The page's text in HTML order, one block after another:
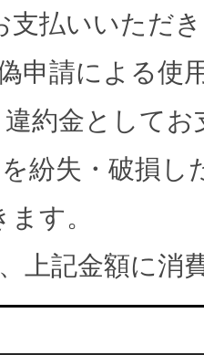
支払いいただ
申請による使
約金として
紛失・破損し
す。
上記金額に消